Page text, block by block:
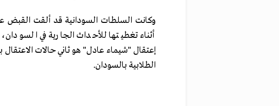
وكانت السلطات السودانية قد ألقت القبض
أثناء تغطيتها للأحداث الجارية في
إعتقال "شيماء عادل" هو ثاني حالات
الطلابية بالسودان.